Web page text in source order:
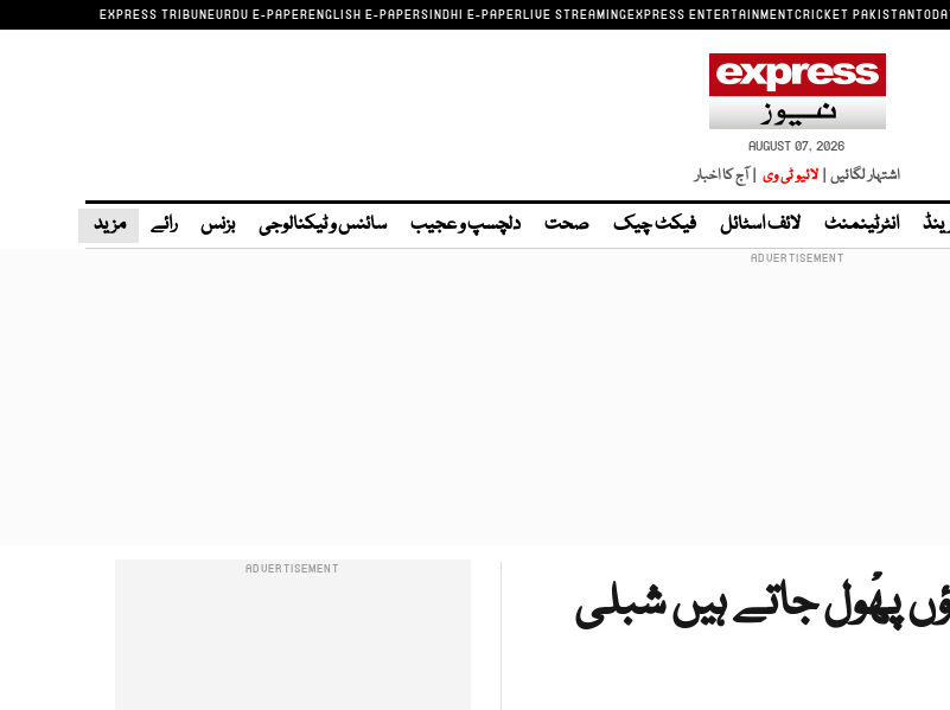
EXPRESS TRIBUNEURDU E-PAPERENGLISH E-PAPERSINDHI E-PAPERLIVE STREAMINGEXPRESS ENTERTAINMENTCRICKET PAKISTAN
AUGUST 07, 2026
اشتہار لگائیں | لائیو ٹی وی | آج کا اخبار
انٹرٹینمنٹ لائف اسٹائل فیکٹ چیک صحت دلچسپ و عجیب سائنس و ٹیکنالوجی بزنس رائے مزید
پھْول جاتے ہیں شبلی